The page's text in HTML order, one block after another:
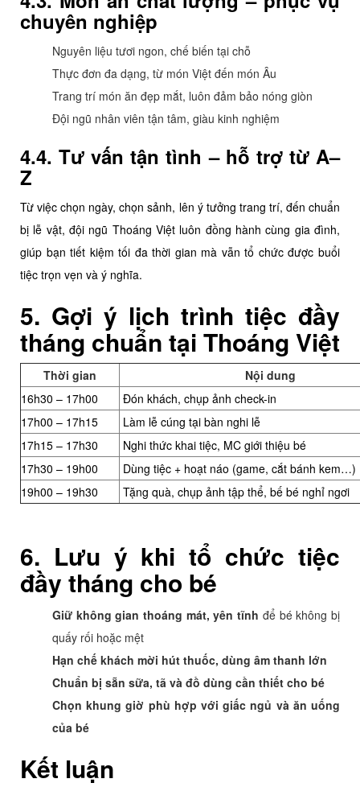
chuyên nghiệp
Nguyên liệu tươi ngon, chế biến tại chỗ
Thực đơn đa dạng, từ món Việt đến món Âu
Trang trí món ăn đẹp mắt, luôn đảm bảo nóng giòn
Đội ngũ nhân viên tận tâm, giàu kinh nghiệm
4.4. Tư vấn tận tình – hỗ trợ từ A–
Z
Từ việc chọn ngày, chọn sảnh, lên ý tưởng trang trí, đến chuẩn
bị lễ vật, đội ngũ Thoáng Việt luôn đồng hành cùng gia đình,
giúp bạn tiết kiệm tối đa thời gian mà vẫn tổ chức được buổi
tiệc trọn vẹn và ý nghĩa.
5. Gợi ý lịch trình tiệc đầy
tháng chuẩn tại Thoáng Việt
Thời gian
Nội dung
16h30 – 17h00
Đón khách, chụp ảnh check-in
17h00 – 17h15
Làm lễ cúng tại bàn nghi lễ
17h15 – 17h30
Nghi thức khai tiệc, MC giới thiệu bé
17h30 – 19h00
Dùng tiệc + hoạt náo (game, cắt bánh kem…)
19h00 – 19h30
Tặng quà, chụp ảnh tập thể, bế bé nghỉ ngơi
6. Lưu ý khi tổ chức tiệc
đầy tháng cho bé
Giữ không gian thoáng mát, yên tĩnh để bé không bị
quấy rối hoặc mệt
Hạn chế khách mời hút thuốc, dùng âm thanh lớn
Chuẩn bị sẵn sữa, tã và đồ dùng cần thiết cho bé
Chọn khung giờ phù hợp với giấc ngủ và ăn uống
của bé
Kết luận